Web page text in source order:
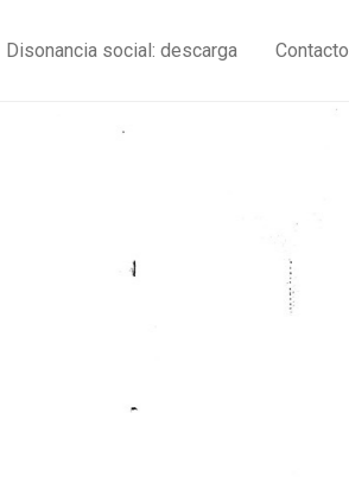
Disonancia social: descarga Contacto